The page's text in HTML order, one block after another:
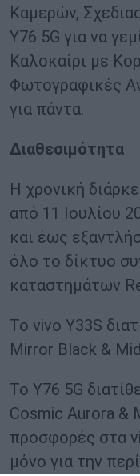
Καμερών,
Υ76 5G για να
Καλοκαίρι με
Φωτογραφικές
για πάντα.
Διαθεσιμότητα
H χρονική
από 11 Ιουλίου
και έως
όλο το δίκτυο
καταστημάτων
Το vivo Y33S
Mirror Black &
Το Υ76 5G
Cosmic Aurora &
προσφορές στα
μόνο για την